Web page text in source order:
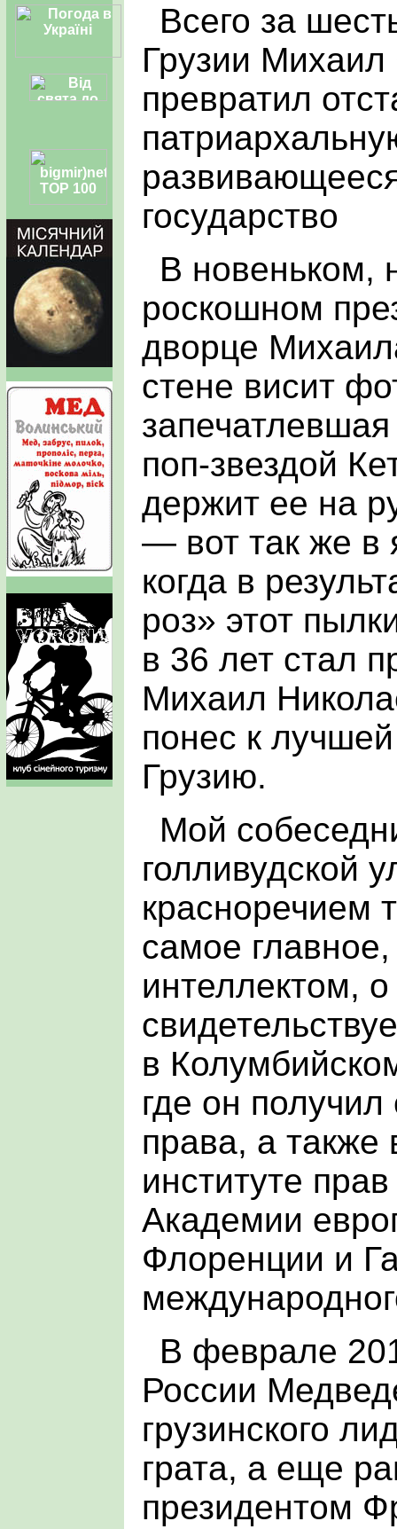
Всего за
Грузии
превратил
государство
В новеньком,
роскошном
дворце
стене висит
поп-звездой
держит ее на
— вот так же в
когда в
роз» этот
в 36 лет стал
Михаил
понес к
Грузию.
Мой
голливудской
красноречием
самое
интеллектом,
в
где он получил
права, а также
институте
Академии
Флоренции и
В феврале
России
грузинского
грата, а еще
президентом